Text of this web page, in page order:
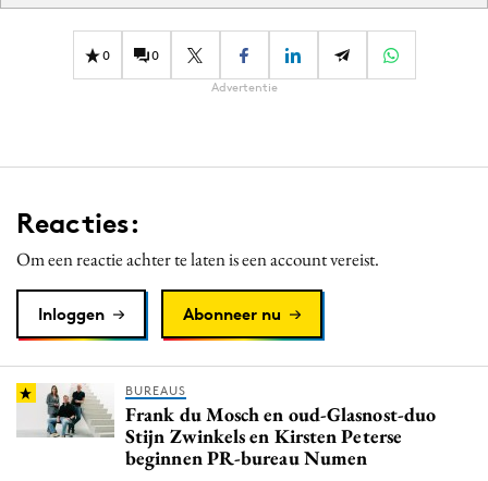
0 0
Advertentie
Reacties:
Om een reactie achter te laten is een account vereist.
Inloggen Abonneer nu
BUREAUS
Frank du Mosch en oud-Glasnost-duo
Stijn Zwinkels en Kirsten Peterse
beginnen PR-bureau Numen